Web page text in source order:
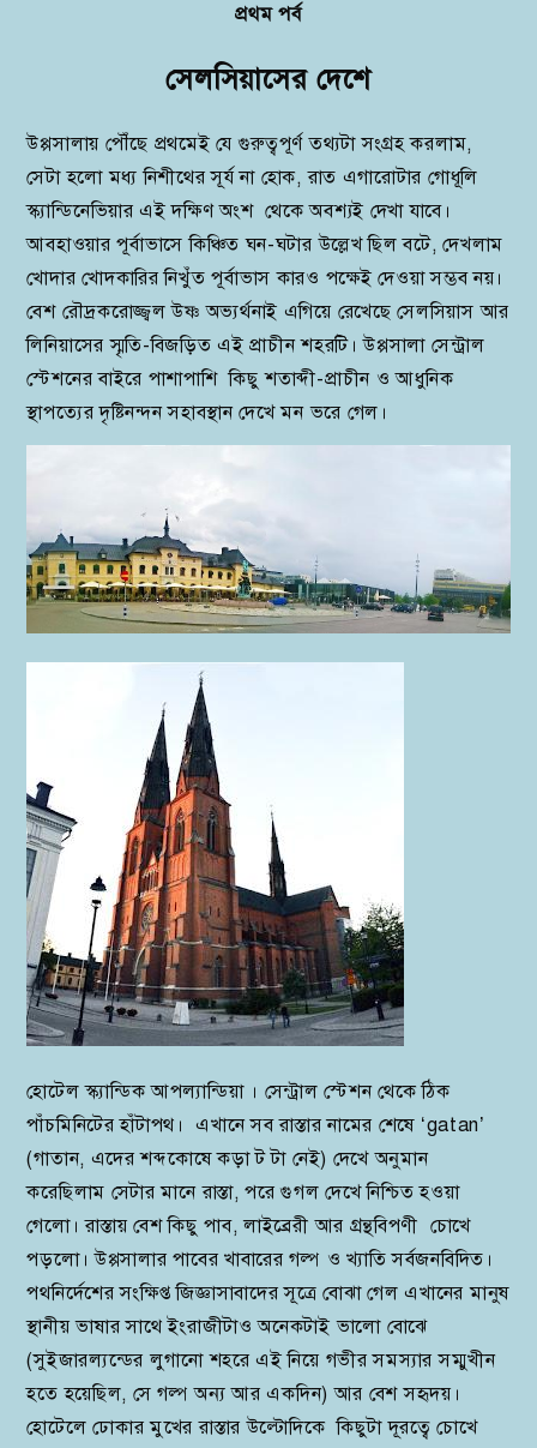
প্রথম পর্ব
সেলসিয়াসের দেশে
উপ্পসালায় পৌঁছে প্রথমেই যে গুরুত্বপূর্ণ তথ্যটা সংগ্রহ করলাম,
সেটা হলো মধ্য নিশীথের সূর্য না হোক, রাত এগারোটার গোধূলি
স্ক্যান্ডিনেভিয়ার এই দক্ষিণ অংশ থেকে অবশ্যই দেখা যাবে।
আবহাওয়ার পূর্বাভাসে কিঞ্চিত‌ ঘন-ঘটার উল্লেখ ছিল বটে, দেখলাম
খোদার খোদকারির নিখুঁত পূর্বাভাস কারও পক্ষেই দেওয়া সম্ভব নয়।
বেশ রৌদ্রকরোজ্জ্বল উষ্ণ অভ্যর্থনাই এগিয়ে রেখেছে সেলসিয়াস আর
লিনিয়াসের স্মৃতি-বিজড়িত এই প্রাচীন শহরটি। উপ্পসালা সেন্ট্রাল
স্টেশনের বাইরে পাশাপাশি কিছু শতাব্দী-প্রাচীন ও আধুনিক
স্থাপত্যের দৃষ্টিনন্দন সহাবস্থান দেখে মন ভরে গেল।
হোটেল স্ক্যান্ডিক আপল্যান্ডিয়া । সেন্ট্রাল স্টেশন থেকে ঠিক
পাঁচমিনিটের হাঁটাপথ। এখানে সব রাস্তার নামের শেষে ‘gatan’
(গাতান, এদের শব্দকোষে কড়া ট টা নেই) দেখে অনুমান
করেছিলাম সেটার মানে রাস্তা, পরে গুগল দেখে নিশ্চিত হওয়া
গেলো। রাস্তায় বেশ কিছু পাব, লাইব্রেরী আর গ্রন্থবিপণী চোখে
পড়লো। উপ্পসালার পাবের খাবারের গল্প ও খ্যাতি সর্বজনবিদিত।
পথনির্দেশের সংক্ষিপ্ত জিজ্ঞাসাবাদের সূত্রে বোঝা গেল এখানের মানুষ
স্থানীয় ভাষার সাথে ইংরাজীটাও অনেকটাই ভালো বোঝে
(সুইজারল্যন্ডের লুগানো শহরে এই নিয়ে গভীর সমস্যার সম্মুখীন
হতে হয়েছিল, সে গল্প অন্য আর একদিন) আর বেশ সহৃদয়।
হোটেলে ঢোকার মুখের রাস্তার উল্টোদিকে কিছুটা দূরত্বে চোখে